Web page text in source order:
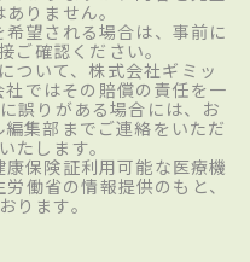
りません。
望される場合は、事前に
ご確認ください。
ついて、株式会社ギミッ
ではその賠償の責任を一
誤りがある場合には、お
集部までご連絡をいただ
たします。
保険証利用可能な医療機
働省の情報提供のもと、
ります。